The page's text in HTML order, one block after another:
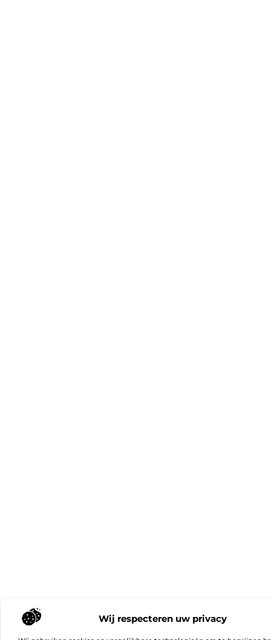
Wij respecteren uw privacy